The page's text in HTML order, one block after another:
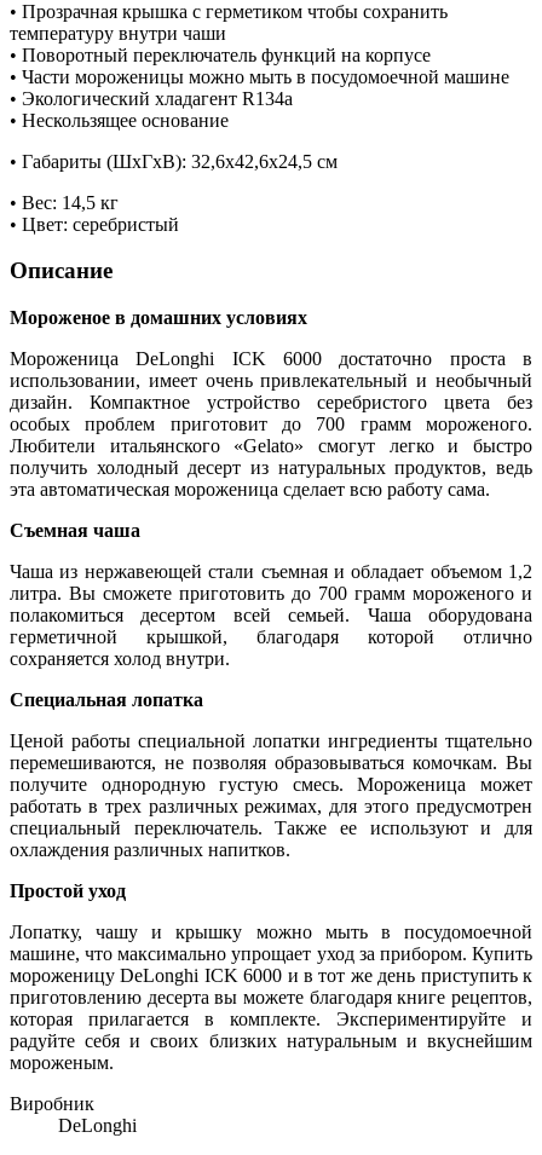
• Прозрачная крышка с герметиком чтобы сохранить
температуру внутри чаши
• Поворотный переключатель функций на корпусе
• Части мороженицы можно мыть в посудомоечной машине
• Экологический хладагент R134a
• Нескользящее основание
• Габариты (ШxГxВ): 32,6x42,6x24,5 см
• Вес: 14,5 кг
• Цвет: серебристый
Описание
Мороженое в домашних условиях
Мороженица DeLonghi ICK 6000 достаточно проста в
использовании, имеет очень привлекательный и необычный
дизайн. Компактное устройство серебристого цвета без
особых проблем приготовит до 700 грамм мороженого.
Любители итальянского «Gelato» смогут легко и быстро
получить холодный десерт из натуральных продуктов, ведь
эта автоматическая мороженица сделает всю работу сама.
Съемная чаша
Чаша из нержавеющей стали съемная и обладает объемом 1,2
литра. Вы сможете приготовить до 700 грамм мороженого и
полакомиться десертом всей семьей. Чаша оборудована
герметичной крышкой, благодаря которой отлично
сохраняется холод внутри.
Специальная лопатка
Ценой работы специальной лопатки ингредиенты тщательно
перемешиваются, не позволяя образовываться комочкам. Вы
получите однородную густую смесь. Мороженица может
работать в трех различных режимах, для этого предусмотрен
специальный переключатель. Также ее используют и для
охлаждения различных напитков.
Простой уход
Лопатку, чашу и крышку можно мыть в посудомоечной
машине, что максимально упрощает уход за прибором. Купить
мороженицу DeLonghi ICK 6000 и в тот же день приступить к
приготовлению десерта вы можете благодаря книге рецептов,
которая прилагается в комплекте. Экспериментируйте и
радуйте себя и своих близких натуральным и вкуснейшим
мороженым.
Виробник
DeLonghi